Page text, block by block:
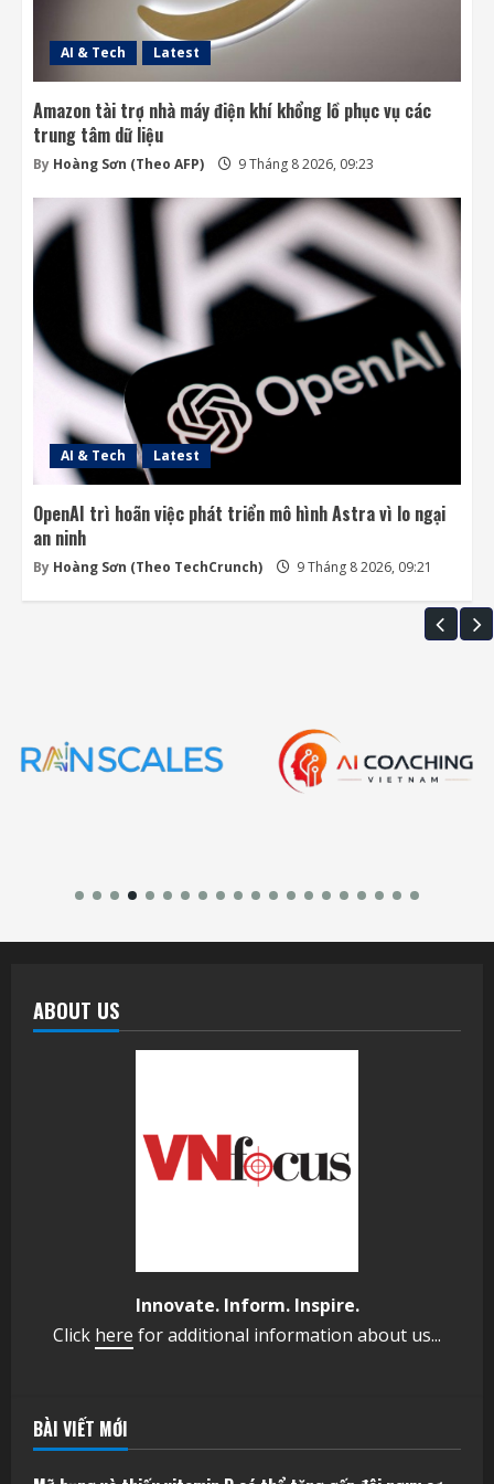
AI & Tech Latest
Amazon tài trợ nhà máy điện khí khổng lồ phục vụ các
trung tâm dữ liệu
By Hoàng Sơn (Theo AFP) 9 Tháng 8 2026, 09:23
AI & Tech Latest
OpenAI trì hoãn việc phát triển mô hình Astra vì lo ngại
an ninh
By Hoàng Sơn (Theo TechCrunch) 9 Tháng 8 2026, 09:21
ABOUT US
Innovate. Inform. Inspire.
Click here for additional information about us...
BÀI VIẾT MỚI